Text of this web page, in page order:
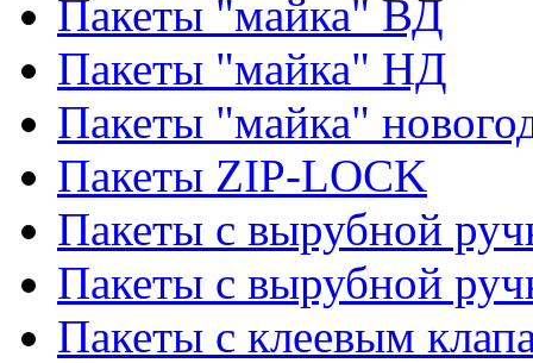
Пакеты "майка" ВД
Пакеты "майка" НД
Пакеты "майка"
Пакеты ZIP-LOCK
Пакеты с вырубной
Пакеты с вырубной
Пакеты с клеевым